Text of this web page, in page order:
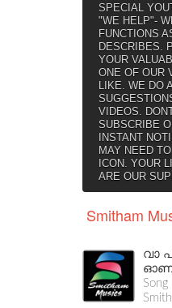
SPECIAL
"WE HELP"-
FUNCTIONS
DESCRIBES.
YOUR
ONE OF OUR
LIKE. WE DO
VIDEOS.
SUBSCRIBE
INSTANT
MAY NEED
ICON. YOUR
ARE OUR
Smitham
വാ
Song